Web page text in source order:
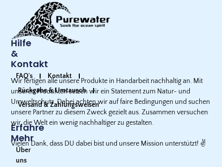
Wir fertigen alle unsere Produkte in Handarbeit nachhaltig an. Mit
unseren Produkten setzen wir ein Statement zum Natur- und
Umweltschutz. Dabei achten wir auf faire Bedingungen und suchen
unsere Partner zu diesem Zweck gezielt aus. Zusammen versuchen
wir, die Welt ein wenig nachhaltiger zu gestalten.
Vielen Dank, dass DU dabei bist und unsere Mission unterstützt! ✌️
Hilfe
&
Kontakt
FAQ´s
Kontakt
Rückgabe & Umtausch
Versand & Zahlungsweisen
Erfahre
Mehr
Über
uns